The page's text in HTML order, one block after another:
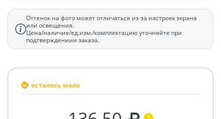
Оттенок на фото может отличаться из-за настроек экрана
или освещения.
Цена/наличие/ед.изм./комплектацию уточняйте при
подтверждениии заказа.
осталось мало